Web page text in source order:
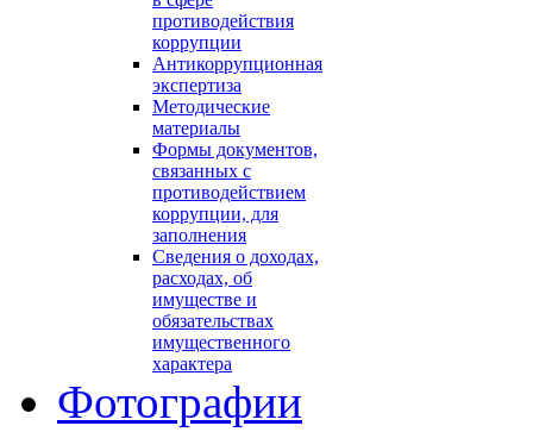
противодействия
коррупции
Антикоррупционная
экспертиза
Методические
материалы
Формы документов,
связанных с
противодействием
коррупции, для
заполнения
Сведения о доходах,
расходах, об
имуществе и
обязательствах
имущественного
характера
Фотографии